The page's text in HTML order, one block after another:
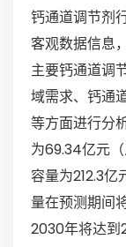
钙通道调节剂
客观数据信息
主要钙通道调
域需求、钙通
等方面进行分
为69.34亿元
容量为212.3
量在预测期间
2030年将达到